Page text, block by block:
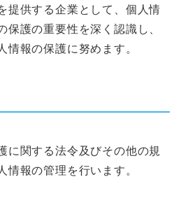
提供する企業として、個人情
護の重要性を深く認識し、
報の保護に努めます。
に関する法令及びその他の規
報の管理を行います。